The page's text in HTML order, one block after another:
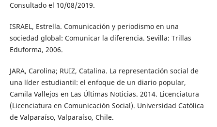
Consultado el 10/08/2019.
ISRAEL, Estrella. Comunicación y periodismo en una
sociedad global: Comunicar la diferencia. Sevilla: Trillas
Eduforma, 2006.
JARA, Carolina; RUIZ, Catalina. La representación social de
una líder estudiantil: el enfoque de un diario popular,
Camila Vallejos en Las Últimas Noticias. 2014. Licenciatura
(Licenciatura en Comunicación Social). Universidad Católica
de Valparaíso, Valparaíso, Chile.